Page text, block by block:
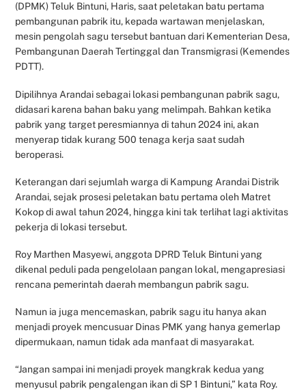
(DPMK) Teluk Bintuni, Haris, saat peletakan batu pertama
pembangunan pabrik itu, kepada wartawan menjelaskan,
mesin pengolah sagu tersebut bantuan dari Kementerian Desa,
Pembangunan Daerah Tertinggal dan Transmigrasi (Kemendes
PDTT).
Dipilihnya Arandai sebagai lokasi pembangunan pabrik sagu,
didasari karena bahan baku yang melimpah. Bahkan ketika
pabrik yang target peresmiannya di tahun 2024 ini, akan
menyerap tidak kurang 500 tenaga kerja saat sudah
beroperasi.
Keterangan dari sejumlah warga di Kampung Arandai Distrik
Arandai, sejak prosesi peletakan batu pertama oleh Matret
Kokop di awal tahun 2024, hingga kini tak terlihat lagi aktivitas
pekerja di lokasi tersebut.
Roy Marthen Masyewi, anggota DPRD Teluk Bintuni yang
dikenal peduli pada pengelolaan pangan lokal, mengapresiasi
rencana pemerintah daerah membangun pabrik sagu.
Namun ia juga mencemaskan, pabrik sagu itu hanya akan
menjadi proyek mencusuar Dinas PMK yang hanya gemerlap
dipermukaan, namun tidak ada manfaat di masyarakat.
“Jangan sampai ini menjadi proyek mangkrak kedua yang
menyusul pabrik pengalengan ikan di SP 1 Bintuni,” kata Roy.